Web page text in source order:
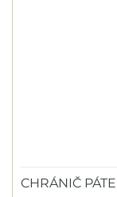
CHRÁNIČ